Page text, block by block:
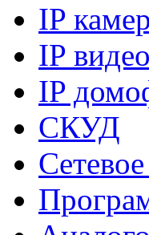
IP
IP
IP
СКУД